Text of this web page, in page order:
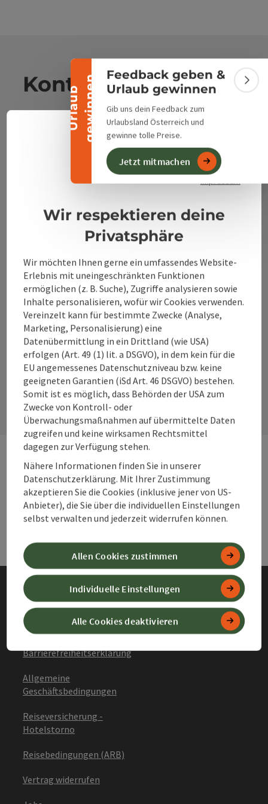
U
r
l
a
u
b
g
e
w
i
n
n
en
Banner einklappen
Feedback geben &
Urlaub gewinnen
Gib uns dein Feedback zum
Urlaubsland Österreich und
gewinne tolle Preise.
Jetzt mitmachen
Kontakt
Alpenland Tourismus GmbH
4580 Windischgarsten
+43 50 360 360 360
info@360alpenland.com
InstagramFacebookYouTube
Kontaktformular
Webseiten
Services
Impressum
Datenschutz
Barrierefreiheitserklärung
Allgemeine
Geschäftsbedingungen
Reiseversicherung -
Hotelstorno
Reisebedingungen (ARB)
Vertrag widerrufen
Datenschutzerklärung
Impressum
Wir respektieren deine
Privatsphäre
Wir möchten Ihnen gerne ein umfassendes Website-
Erlebnis mit uneingeschränkten Funktionen
ermöglichen (z. B. Suche), Zugriffe analysieren sowie
Inhalte personalisieren, wofür wir Cookies verwenden.
Vereinzelt kann für bestimmte Zwecke (Analyse,
Marketing, Personalisierung) eine
Datenübermittlung in ein Drittland (wie USA)
erfolgen (Art. 49 (1) lit. a DSGVO), in dem kein für die
EU angemessenes Datenschutzniveau bzw. keine
geeigneten Garantien (iSd Art. 46 DSGVO) bestehen.
Somit ist es möglich, dass Behörden der USA zum
Zwecke von Kontroll- oder
Überwachungsmaßnahmen auf übermittelte Daten
zugreifen und keine wirksamen Rechtsmittel
dagegen zur Verfügung stehen.
Nähere Informationen finden Sie in unserer
Datenschutzerklärung. Mit Ihrer Zustimmung
akzeptieren Sie die Cookies (inklusive jener von US-
Anbieter), die Sie über die individuellen Einstellungen
selbst verwalten und jederzeit widerrufen können.
Alle Cookies deaktivieren
Individuelle Einstellungen
Allen Cookies zustimmen